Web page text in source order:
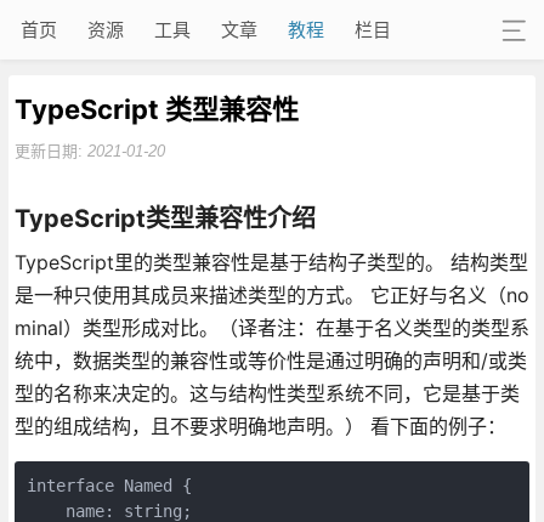
首页 资源 工具 文章 教程 栏目
TypeScript 类型兼容性
更新日期: 2021-01-20
TypeScript类型兼容性介绍
TypeScript里的类型兼容性是基于结构子类型的。 结构类型
是一种只使用其成员来描述类型的方式。 它正好与名义（no
minal）类型形成对比。（译者注：在基于名义类型的类型系
统中，数据类型的兼容性或等价性是通过明确的声明和/或类
型的名称来决定的。这与结构性类型系统不同，它是基于类
型的组成结构，且不要求明确地声明。） 看下面的例子：
interface Named {
    name: string;